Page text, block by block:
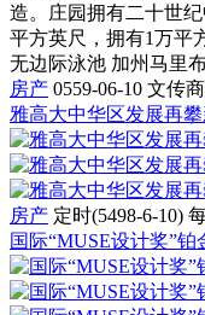
造。庄园拥有二十世
平方英尺，拥有1万平
无边际泳池 加州马里
房产 0559-06-10 文传
雅高大中华区发展再
房产 定时(5498-6-10)
国际“MUSE设计奖”